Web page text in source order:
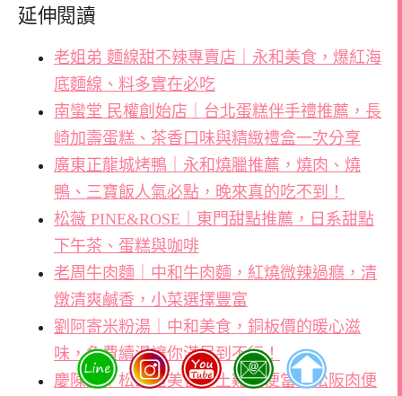
延伸閱讀
老姐弟 麵線甜不辣專賣店｜永和美食，爆紅海
底麵線、料多實在必吃
南蠻堂 民權創始店｜台北蛋糕伴手禮推薦，長
崎加壽蛋糕、茶香口味與精緻禮盒一次分享
廣東正龍城烤鴨｜永和燒臘推薦，燒肉、燒
鴨、三寶飯人氣必點，晚來真的吃不到！
松薇 PINE&ROSE｜東門甜點推薦，日系甜點
下午茶、蛋糕與咖啡
老周牛肉麵｜中和牛肉麵，紅燒微辣過癮，清
燉清爽鹹香，小菜選擇豐富
劉阿寄米粉湯｜中和美食，銅板價的暖心滋
味，免費續湯讓你滿足到不行！
慶陳雞｜松山區美食，土雞肉便當、松阪肉便